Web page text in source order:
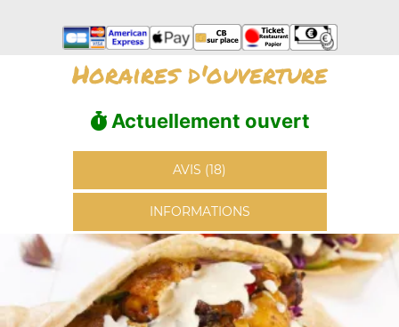
Horaires d'ouverture
Actuellement ouvert
AVIS (18)
INFORMATIONS